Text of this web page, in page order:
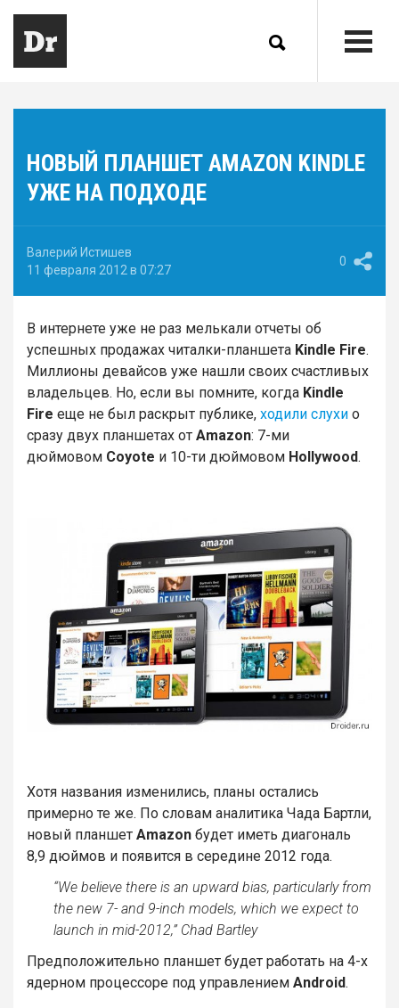
НОВЫЙ ПЛАНШЕТ AMAZON KINDLE
УЖЕ НА ПОДХОДЕ
Валерий Истишев
11 февраля 2012 в 07:27
0
В интернете уже не раз мелькали отчеты об
успешных продажах читалки-планшета Kindle Fire.
Миллионы девайсов уже нашли своих счастливых
владельцев. Но, если вы помните, когда Kindle
Fire еще не был раскрыт публике, ходили слухи о
сразу двух планшетах от Amazon: 7-ми
дюймовом Coyote и 10-ти дюймовом Hollywood.
Хотя названия изменились, планы остались
примерно те же. По словам аналитика Чада Бартли,
новый планшет Amazon будет иметь диагональ
8,9 дюймов и появится в середине 2012 года.
“We believe there is an upward bias, particularly from
the new 7- and 9-inch models, which we expect to
launch in mid-2012,” Chad Bartley
Предположительно планшет будет работать на 4-х
ядерном процессоре под управлением Android.